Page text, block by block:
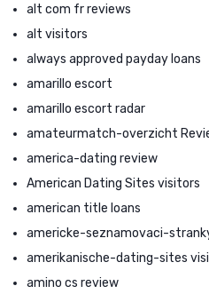
alt com fr reviews
alt visitors
always approved payday loans
amarillo escort
amarillo escort radar
amateurmatch-overzicht
america-dating review
American Dating Sites visitors
american title loans
americke-seznamovaci-
amerikanische-dating-sites
amino cs review